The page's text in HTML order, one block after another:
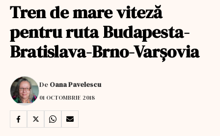
Tren de mare viteză
pentru ruta Budapesta-
Bratislava-Brno-Varşovia
De Oana Pavelescu
01 OCTOMBRIE 2018